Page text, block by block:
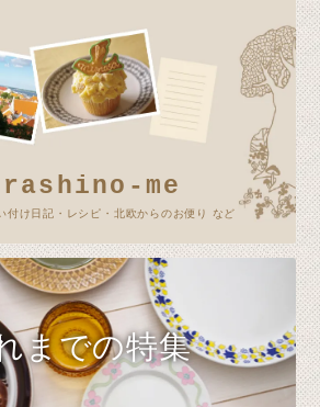
me
付け日記・レシピ・北欧からのお便り など
までの特集